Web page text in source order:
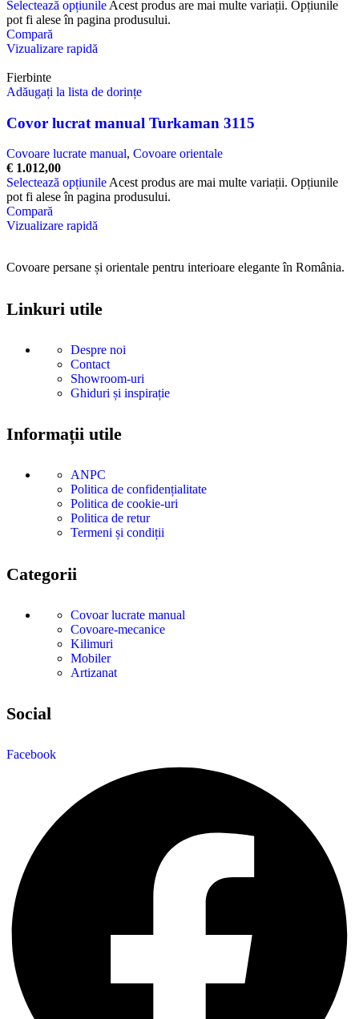
Selectează opțiunile Acest produs are mai multe variații. Opțiunile
pot fi alese în pagina produsului.
Compară
Vizualizare rapidă
Fierbinte
Adăugați la lista de dorințe
Covor lucrat manual Turkaman 3115
Covoare lucrate manual, Covoare orientale
€ 1.012,00
Selectează opțiunile Acest produs are mai multe variații. Opțiunile
pot fi alese în pagina produsului.
Compară
Vizualizare rapidă
Covoare persane și orientale pentru interioare elegante în România.
Linkuri utile
Despre noi
Contact
Showroom-uri
Ghiduri și inspirație
Informații utile
ANPC
Politica de confidențialitate
Politica de cookie-uri
Politica de retur
Termeni și condiții
Categorii
Covoar lucrate manual
Covoare-mecanice
Kilimuri
Mobiler
Artizanat
Social
Facebook